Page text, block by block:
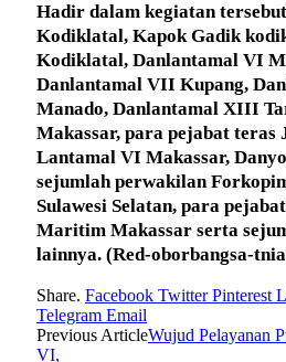
Hadir dalam kegiatan
Kodiklatal, Kapok Gadik
Kodiklatal, Danlantamal VI
Danlantamal VII Kupang,
Manado, Danlantamal XIII
Makassar, para pejabat teras
Lantamal VI Makassar,
sejumlah perwakilan
Sulawesi Selatan, para
Maritim Makassar serta
lainnya. (Red-oborbangsa-
Share. Facebook Twitter Pinterest
Telegram Email
Previous ArticleWujud Pelayanan
VI,